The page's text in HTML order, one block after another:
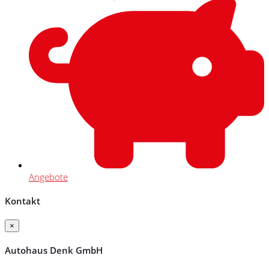
Angebote
Kontakt
×
Autohaus Denk GmbH